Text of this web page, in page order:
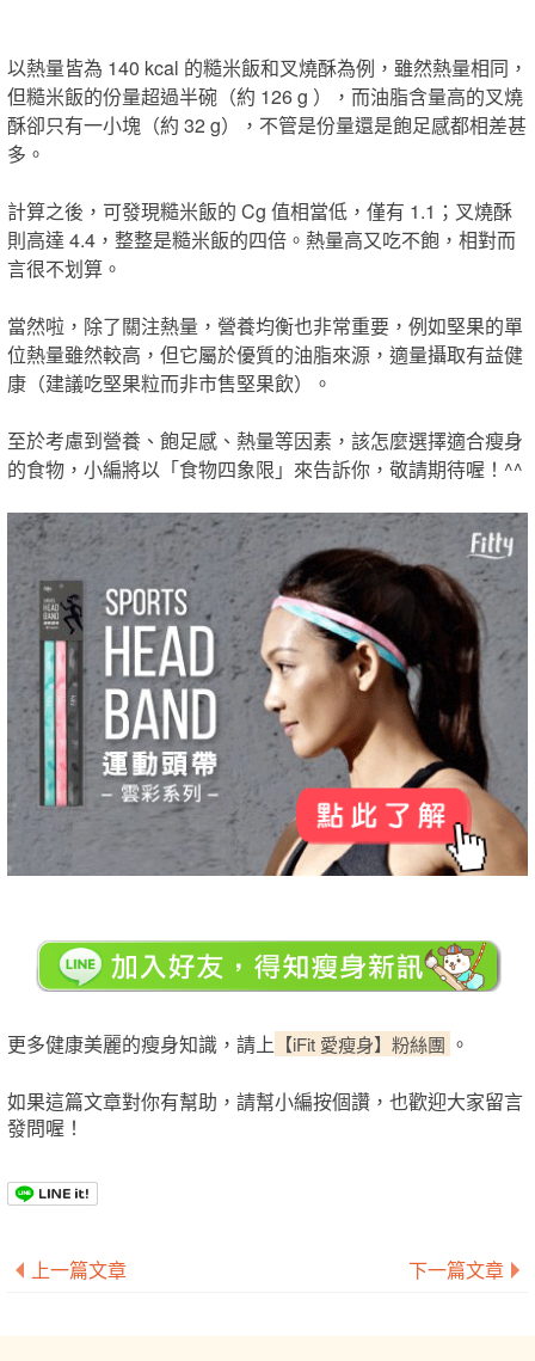
以熱量皆為 140 kcal 的糙米飯和叉燒酥為例，雖然熱量相同，
但糙米飯的份量超過半碗（約 126 g ），而油脂含量高的叉燒
酥卻只有一小塊（約 32 g），不管是份量還是飽足感都相差甚
多。
計算之後，可發現糙米飯的 Cg 值相當低，僅有 1.1；叉燒酥
則高達 4.4，整整是糙米飯的四倍。熱量高又吃不飽，相對而
言很不划算。
當然啦，除了關注熱量，營養均衡也非常重要，例如堅果的單
位熱量雖然較高，但它屬於優質的油脂來源，適量攝取有益健
康（建議吃堅果粒而非市售堅果飲）。
至於考慮到營養、飽足感、熱量等因素，該怎麼選擇適合瘦身
的食物，小編將以「食物四象限」來告訴你，敬請期待喔！^^
更多健康美麗的瘦身知識，請上 【iFit 愛瘦身】粉絲團 。
如果這篇文章對你有幫助，請幫小編按個讚，也歡迎大家留言
發問喔！
上一篇文章 下一篇文章